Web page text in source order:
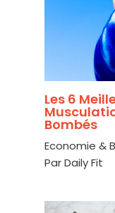
Les 6
Bombés
Economie &
ParDaily Fit